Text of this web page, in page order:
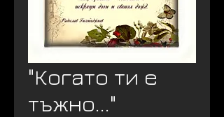
"Когато ти е
тъжно..."